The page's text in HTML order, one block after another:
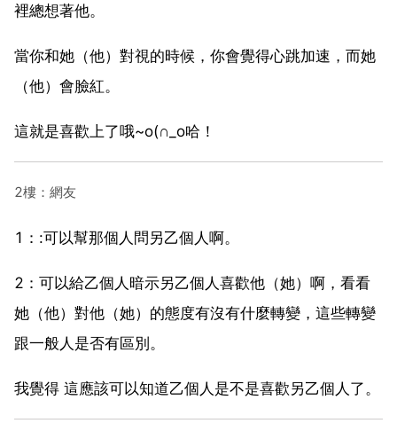
裡總想著他。
當你和她（他）對視的時候，你會覺得心跳加速，而她
（他）會臉紅。
這就是喜歡上了哦~o(∩_o哈！
2樓：網友
1：:可以幫那個人問另乙個人啊。
2：可以給乙個人暗示另乙個人喜歡他（她）啊，看看
她（他）對他（她）的態度有沒有什麼轉變，這些轉變
跟一般人是否有區別。
我覺得 這應該可以知道乙個人是不是喜歡另乙個人了。